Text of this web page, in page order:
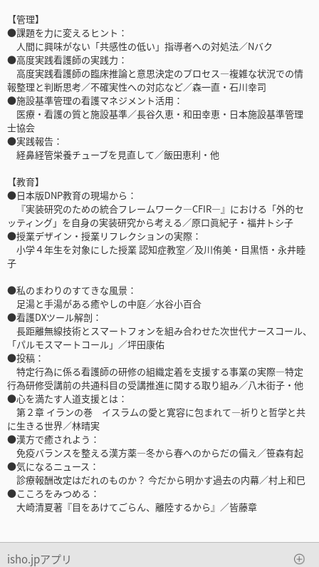
【管理】
●課題を力に変えるヒント：
人間に興味がない「共感性の低い」指導者への対処法／Nバク
●高度実践看護師の実践力：
高度実践看護師の臨床推論と意思決定のプロセス―複雑な状況での情
報整理と判断思考／不確実性への対応など／森一直・石川幸司
●施設基準管理の看護マネジメント活用：
医療・看護の質と施設基準／長谷久恵・和田幸恵・日本施設基準管理
士協会
●実践報告：
経鼻経管栄養チューブを見直して／飯田恵利・他
【教育】
●日本版DNP教育の現場から：
『実装研究のための統合フレームワーク―CFIR―』における「外的セ
ッティング」を自身の実装研究から考える／原口眞紀子・福井トシ子
●授業デザイン・授業リフレクションの実際：
小学４年生を対象にした授業 認知症教室／及川侑美・目黒悟・永井睦
子
●私のまわりのすてきな風景：
足湯と手湯がある癒やしの中庭／水谷小百合
●看護DXツール解剖：
長距離無線技術とスマートフォンを組み合わせた次世代ナースコール、
「パルモスマートコール」／坪田康佑
●投稿：
特定行為に係る看護師の研修の組織定着を支援する事業の実際―特定
行為研修受講前の共通科目の受講推進に関する取り組み／八木街子・他
●心を満たす人道支援とは：
第２章 イランの巻 イスラムの愛と寛容に包まれて―祈りと哲学と共
に生きる世界／林晴実
●漢方で癒されよう：
免疫バランスを整える漢方薬―冬から春へのからだの備え／笹森有起
●気になるニュース：
診療報酬改定はだれのものか？ 今だから明かす過去の内幕／村上和巳
●こころをみつめる：
大崎清夏著『目をあけてごらん、離陸するから』／皆藤章
isho.jpアプリ